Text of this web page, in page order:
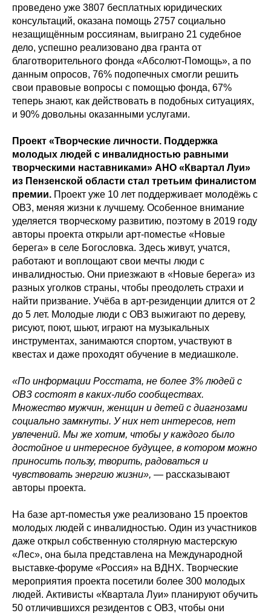
проведено уже 3807 бесплатных юридических
консультаций, оказана помощь 2757 социально
незащищённым россиянам, выиграно 21 судебное
дело, успешно реализовано два гранта от
благотворительного фонда «Абсолют-Помощь», а по
данным опросов, 76% подопечных смогли решить
свои правовые вопросы с помощью фонда, 67%
теперь знают, как действовать в подобных ситуациях,
и 90% довольны оказанными услугами.
Проект «Творческие личности. Поддержка
молодых людей с инвалидностью равными
творческими наставниками» АНО «Квартал Луи»
из Пензенской области стал третьим финалистом
премии. Проект уже 10 лет поддерживает молодёжь с
ОВЗ, меняя жизни к лучшему. Особенное внимание
уделяется творческому развитию, поэтому в 2019 году
авторы проекта открыли арт-поместье «Новые
берега» в селе Богословка. Здесь живут, учатся,
работают и воплощают свои мечты люди с
инвалидностью. Они приезжают в «Новые берега» из
разных уголков страны, чтобы преодолеть страхи и
найти призвание. Учёба в арт-резиденции длится от 2
до 5 лет. Молодые люди с ОВЗ выжигают по дереву,
рисуют, поют, шьют, играют на музыкальных
инструментах, занимаются спортом, участвуют в
квестах и даже проходят обучение в медиашколе.
«По информации Росстата, не более 3% людей с
ОВЗ состоят в каких-либо сообществах.
Множество мужчин, женщин и детей с диагнозами
социально замкнуты. У них нет интересов, нет
увлечений. Мы же хотим, чтобы у каждого было
достойное и интересное будущее, в котором можно
приносить пользу, творить, радоваться и
чувствовать энергию жизни», — рассказывают
авторы проекта.
На базе арт-поместья уже реализовано 15 проектов
молодых людей с инвалидностью. Один из участников
даже открыл собственную столярную мастерскую
«Лес», она была представлена на Международной
выставке-форуме «Россия» на ВДНХ. Творческие
мероприятия проекта посетили более 300 молодых
людей. Активисты «Квартала Луи» планируют обучить
50 отличившихся резидентов с ОВЗ, чтобы они